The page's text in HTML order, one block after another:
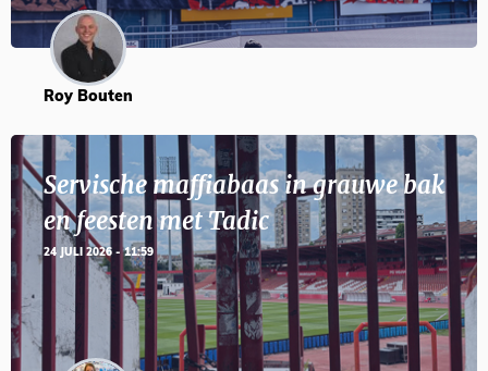
Roy Bouten
Servische maffiabaas in grauwe bak
en feesten met Tadic
24 JULI 2026 - 11:59